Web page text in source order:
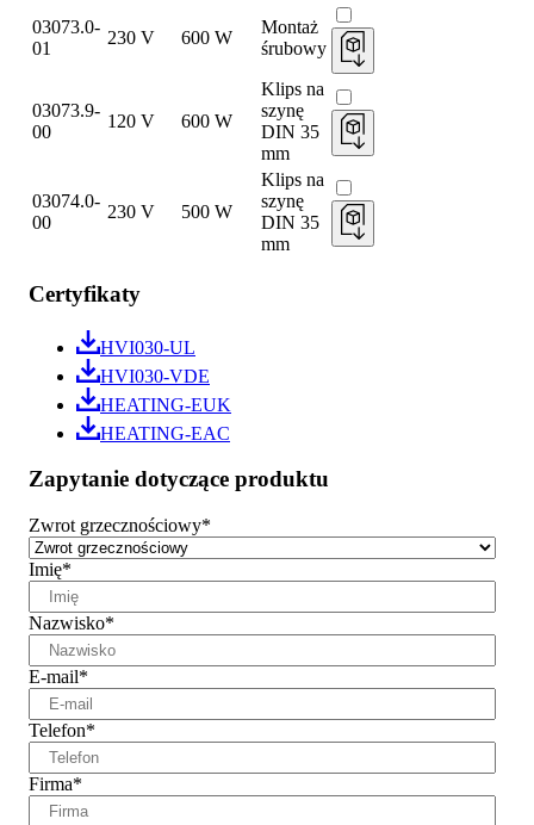
03073.0-
01
230 V 600 W
Montaż
śrubowy
03073.9-
00
120 V 600 W
Klips na
szynę
DIN 35
mm
03074.0-
00
230 V 500 W
Klips na
szynę
DIN 35
mm
Certyfikaty
HVI030-UL
HVI030-VDE
HEATING-EUK
HEATING-EAC
Zapytanie dotyczące produktu
Zwrot grzecznościowy*
Imię*
Nazwisko*
E-mail*
Telefon*
Firma*